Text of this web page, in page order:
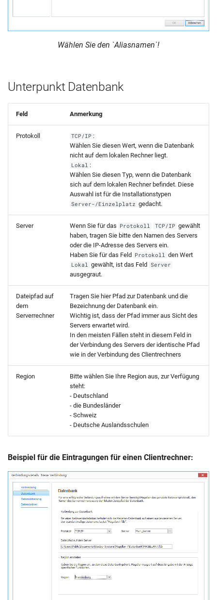
Abgleich DaVinci undWählen Sie den `Aliasnamen`!
Unterpunkt Datenbank
Feld Anmerkung
Protokoll TCP/IP :
Wählen Sie diesen Wert, wenn die Datenbank
nicht auf dem lokalen Rechner liegt.
Lokal :
Wählen Sie diesen Typ, wenn die Datenbank
sich auf dem lokalen Rechner befindet. Diese
Auswahl ist für die Installationstypen
Server-/Einzelplatz gedacht.
Server Wenn Sie für das Protokoll TCP/IP gewählt
haben, tragen Sie bitte den Namen des Servers
oder die IP-Adresse des Servers ein.
Haben Sie für das Feld Protokoll den Wert
Lokal gewählt, ist das Feld Server
ausgegraut.
Dateipfad auf
dem
Serverrechner
Tragen Sie hier Pfad zur Datenbank und die
Bezeichnung der Datenbank ein.
Wichtig ist, dass der Pfad immer aus Sicht des
Servers erwartet wird.
In den meisten Fällen steht in diesem Feld in
der Verbindung des Servers der identische Pfad
wie in der Verbindung des Clientrechners
Region
Bitte wählen Sie Ihre Region aus, zur Verfügung
steht:
- Deutschland
- die Bundesländer
- Schweiz
- Deutsche Auslandsschulen
Beispiel für die Eintragungen für einen Clientrechner: